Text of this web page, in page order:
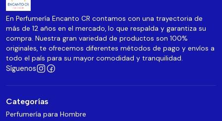
En Perfumería Encanto CR contamos con una trayectoria de
más de 12 años en el mercado, lo que respalda y garantiza su
compra. Nuestra gran variedad de productos son 100%
originales, te ofrecemos diferentes métodos de pago y envíos a
todo el país para su mayor comodidad y tranquilidad.
Síguenos
Categorías
Perfumería para Hombre